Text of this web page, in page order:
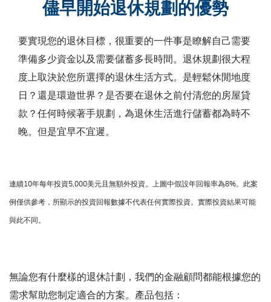
儘早開始退休規劃的優勢
要實現您的退休目標，很重要的一件事是瞭解自己需要
準備多少資金以及需要儲蓄多長時間。退休規劃很大程
度上取決於您所選擇的退休生活方式。是輕鬆休閒地度
日？還是環遊世界？是否要在退休之前付清您的房屋貸
款？任何時候著手規劃，為退休生活進行儲蓄都為時不
晚。但是宜早不宜遲。
連續10年每年投資5,000美元且無額外投資。上圖中假設年回報率為8%。此案
例僅供參考，所顯示的投資回報數據不代表任何實際投資。實際投資結果可能
與此不同。
無論您有什麼樣的退休計劃，我們的金融顧問都能根據您的
需求幫助您制定適合的方案。產品包括：